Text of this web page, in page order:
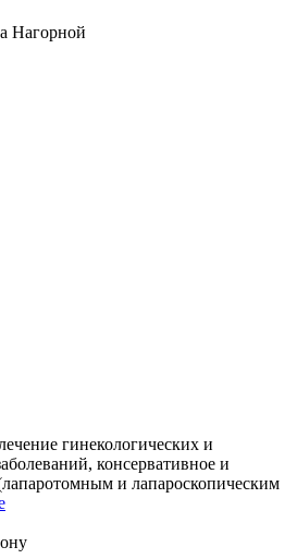
Нагорной
гинекологических и
консервативное и
и лапароскопическим